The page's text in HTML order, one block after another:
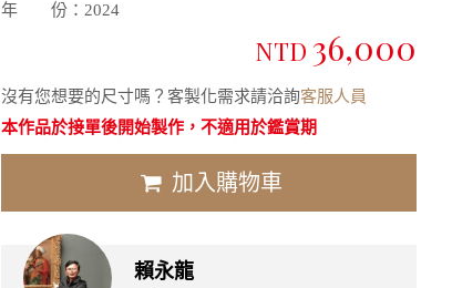
年 份： 2024
NTD 36,000
沒有您想要的尺寸嗎？客製化需求請洽詢客服人員
本作品於接單後開始製作，不適用於鑑賞期
加入購物車
賴永龍